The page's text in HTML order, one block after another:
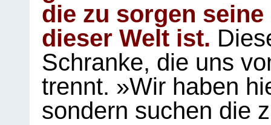
die zu sorgen
dieser Welt ist.
Schranke, die uns
trennt. »Wir haben
sondern suchen die